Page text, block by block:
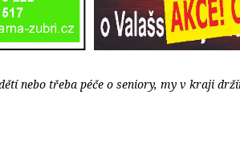
nebo třeba péče o seniory, my v kraji